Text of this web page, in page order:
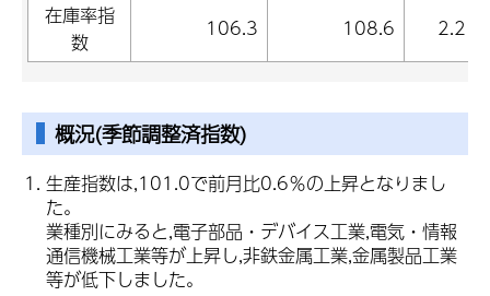
在庫率指
数
106.3 108.6 2.2
概況(季節調整済指数)
生産指数は,101.0で前月比0.6％の上昇となりまし
た。
業種別にみると,電子部品・デバイス工業,電気・情報
通信機械工業等が上昇し,非鉄金属工業,金属製品工業
等が低下しました。